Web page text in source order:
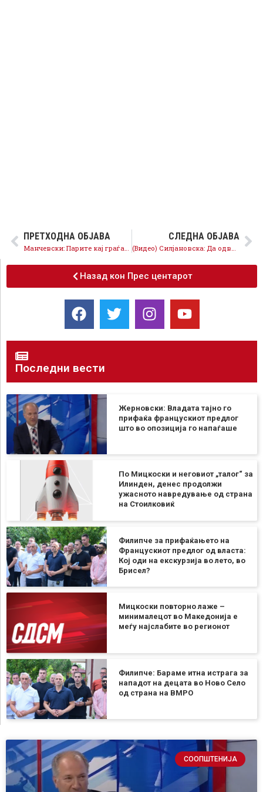
ПРЕТХОДНА ОБЈАВА СЛЕДНА ОБЈАВА
Назад кон Прес центарот
Последни вести
Жерновски: Владата тајно го
прифаќа францускиот предлог
што во опозиција го напаѓаше
По Мицкоски и неговиот „талог“ за
Илинден, денес продолжи
ужасното навредување од страна
на Стоилковиќ
Филипче за прифаќањето на
Францускиот предлог од власта:
Кој оди на екскурзија во лето, во
Брисел?
Мицкоски повторно лаже –
минималецот во Македонија е
меѓу најслабите во регионот
Филипче: Бараме итна истрага за
нападот на децата во Ново Село
од страна на ВМРО
СООПШТЕНИЈА